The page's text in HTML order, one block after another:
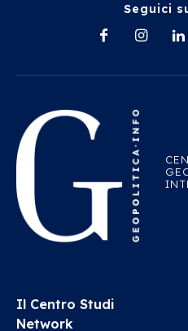
Seguici
Il Centro Studi
Network